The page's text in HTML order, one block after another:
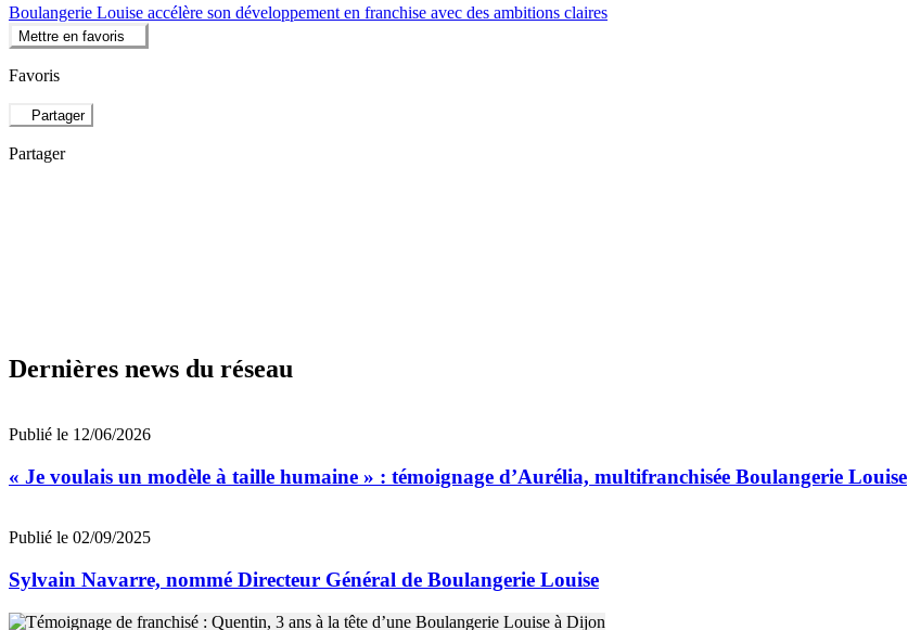
Boulangerie Louise accélère son développement en franchise avec des ambitions claires
Mettre en favoris
Favoris
Partager
Partager
Dernières news du réseau
Publié le 12/06/2026
« Je voulais un modèle à taille humaine » : témoignage d’Aurélia, multifranchisée Boulangerie Louise
Publié le 02/09/2025
Sylvain Navarre, nommé Directeur Général de Boulangerie Louise